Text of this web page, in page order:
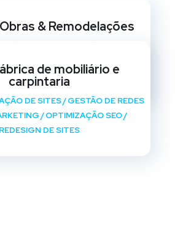
& Remodelações
REDESIGN DE SITESde mobiliário e
carpintaria
DE SITES/GESTÃO DE REDES
/OPTIMIZAÇÃO SEO/
REDESIGN DE SITES